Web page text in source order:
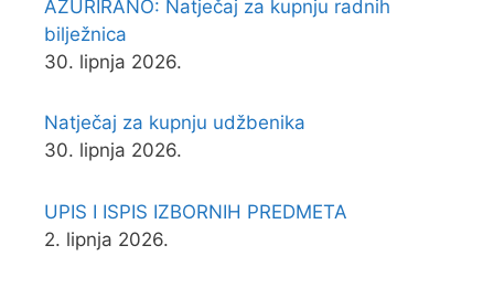
AŽURIRANO: Natječaj za kupnju radnih
bilježnica
30. lipnja 2026.
Natječaj za kupnju udžbenika
30. lipnja 2026.
UPIS I ISPIS IZBORNIH PREDMETA
2. lipnja 2026.